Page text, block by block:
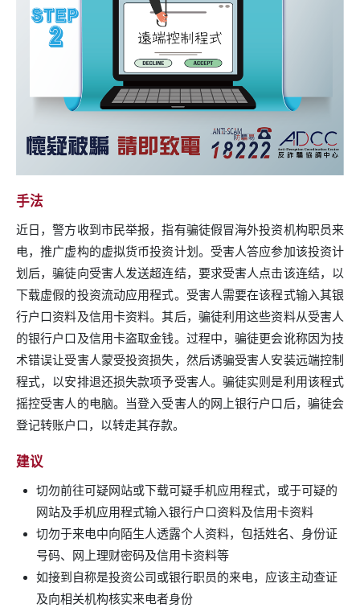
手法
近日，警方收到市民举报，指有骗徒假冒海外投资机构职员来
电，推广虚构的虚拟货币投资计划。受害人答应参加该投资计
划后，骗徒向受害人发送超连结，要求受害人点击该连结，以
下载虚假的投资流动应用程式。受害人需要在该程式输入其银
行户口资料及信用卡资料。其后，骗徒利用这些资料从受害人
的银行户口及信用卡盗取金钱。过程中，骗徒更会讹称因为技
术错误让受害人蒙受投资损失，然后诱骗受害人安装远端控制
程式，以安排退还损失款项予受害人。骗徒实则是利用该程式
摇控受害人的电脑。当登入受害人的网上银行户口后，骗徒会
登记转账户口，以转走其存款。
建议
切勿前往可疑网站或下载可疑手机应用程式，或于可疑的
网站及手机应用程式输入银行户口资料及信用卡资料
切勿于来电中向陌生人透露个人资料，包括姓名、身份证
号码、网上理财密码及信用卡资料等
如接到自称是投资公司或银行职员的来电，应该主动查证
及向相关机构核实来电者身份